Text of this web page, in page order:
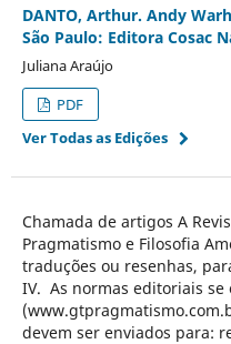
DANTO, Arthur. Andy
São Paulo: Editora Cosac
Juliana Araújo
PDF
Ver Todas as Edições
Chamada de artigos A
Pragmatismo e Filosofia
traduções ou resenhas,
IV. As normas editoriais
devem ser enviados para: